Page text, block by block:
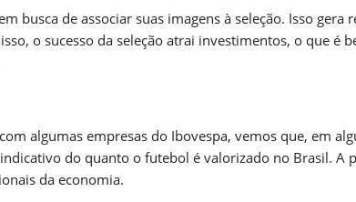
busca de associar suas imagens à seleção. Isso gera
o sucesso da seleção atrai investimentos, o que é
algumas empresas do Ibovespa, vemos que, em
do quanto o futebol é valorizado no Brasil. A
da economia.